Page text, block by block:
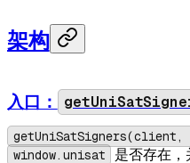
架构
入口：
getUniSatSigners(client,
window.unisat 是否存在，